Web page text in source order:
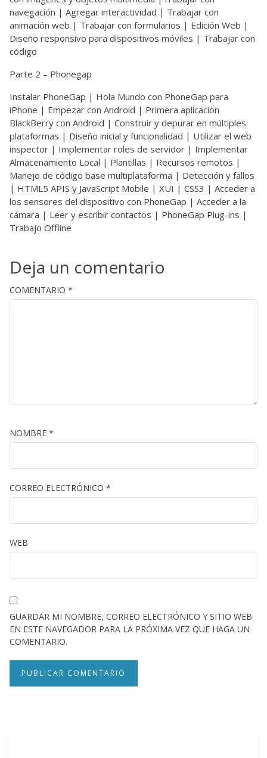
navegación | Agregar interactividad | Trabajar con
animación web | Trabajar con formularios | Edición Web |
Diseño responsivo para dispositivos móviles | Trabajar con
código
Parte 2 – Phonegap
Instalar PhoneGap | Hola Mundo con PhoneGap para
iPhone | Empezar con Android | Primera aplicación
BlackBerry con Android | Construir y depurar en múltiples
plataformas | Diseño inicial y funcionalidad | Utilizar el web
inspector | Implementar roles de servidor | Implementar
Almacenamiento Local | Plantillas | Recursos remotos |
Manejo de código base multiplataforma | Detección y fallos
| HTML5 APIS y JavaScript Mobile | XUI | CSS3 | Acceder a
los sensores del dispositivo con PhoneGap | Acceder a la
cámara | Leer y escribir contactos | PhoneGap Plug-ins |
Trabajo Offline
Deja un comentario
COMENTARIO *
NOMBRE *
CORREO ELECTRÓNICO *
WEB
GUARDAR MI NOMBRE, CORREO ELECTRÓNICO Y SITIO WEB
EN ESTE NAVEGADOR PARA LA PRÓXIMA VEZ QUE HAGA UN
COMENTARIO.